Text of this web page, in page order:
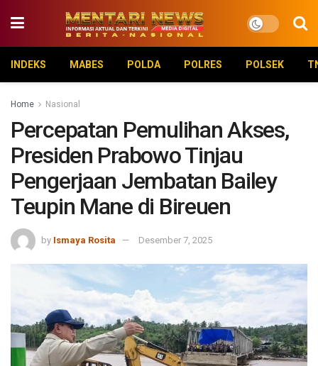
INDEKS MABES POLDA POLRES POLSEK
Home Nasional
Percepatan Pemulihan Akses,
Presiden Prabowo Tinjau
Pengerjaan Jembatan Bailey
Teupin Mane di Bireuen
by Ismaya Rosita Desember 7, 2025